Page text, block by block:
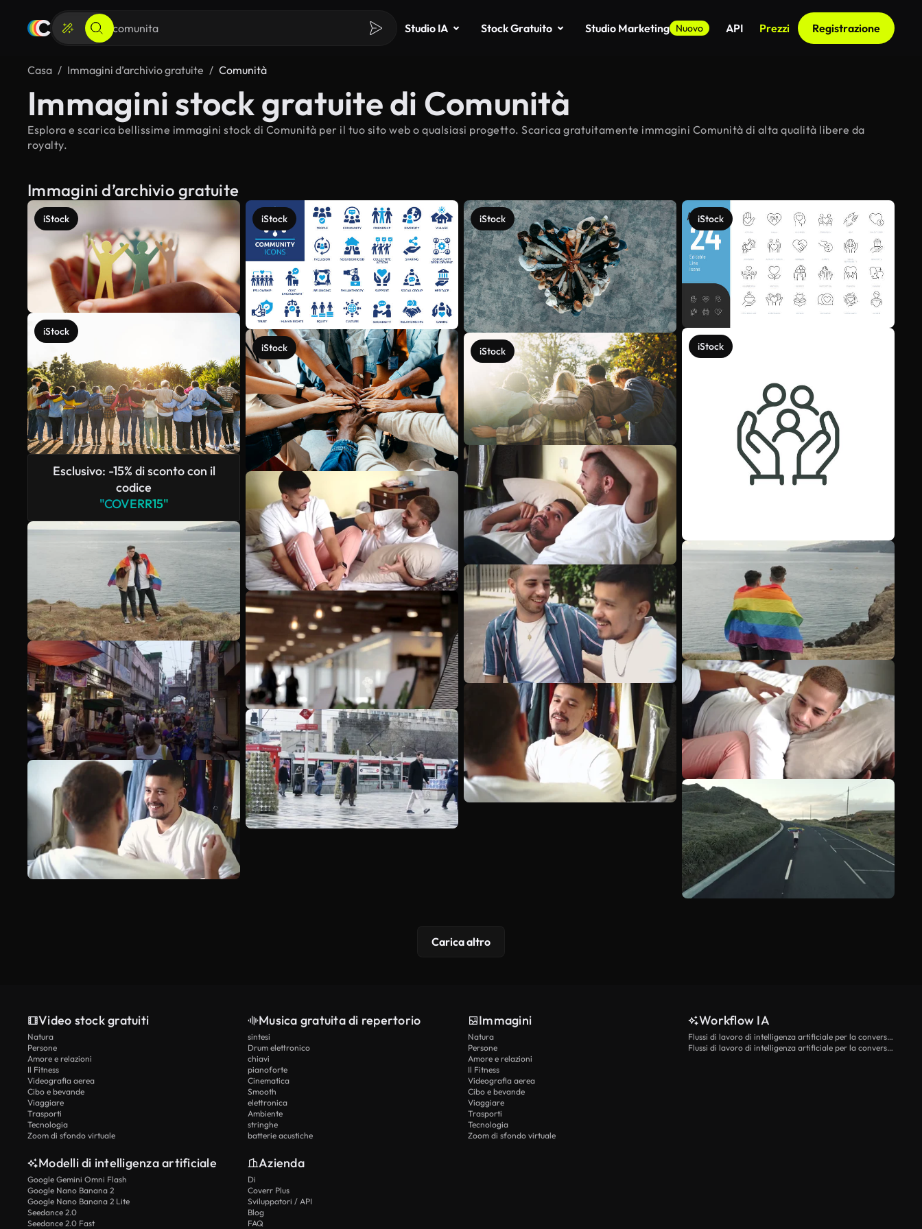
Studio IA Stock Gratuito Studio Marketing Nuovo API Prezzi Registrazione
Casa Immagini d’archivio gratuite Comunità
Immagini stock gratuite di Comunità
Esplora e scarica bellissime immagini stock di Comunità per il tuo sito web o qualsiasi progetto. Scarica gratuitamente immagini Comunità di alta qualità libere da
royalty.
Immagini d’archivio gratuite
iStock
iStock
Esclusivo: -15% di sconto con il
codice
"COVERR15"
iStock
iStock
iStock
iStock
iStock
iStock
Scopri di più
Carica altro
Video stock gratuiti
Natura
Persone
Amore e relazioni
Il Fitness
Videografia aerea
Cibo e bevande
Viaggiare
Trasporti
Tecnologia
Zoom di sfondo virtuale
Musica gratuita di repertorio
sintesi
Drum elettronico
chiavi
pianoforte
Cinematica
Smooth
elettronica
Ambiente
stringhe
batterie acustiche
Immagini
Natura
Persone
Amore e relazioni
Il Fitness
Videografia aerea
Cibo e bevande
Viaggiare
Trasporti
Tecnologia
Zoom di sfondo virtuale
Workflow IA
Flussi di lavoro di intelligenza artificiale per la conversione da testo a video
Flussi di lavoro di intelligenza artificiale per la conversione di immagini in video
Modelli di intelligenza artificiale
Google Gemini Omni Flash
Google Nano Banana 2
Google Nano Banana 2 Lite
Seedance 2.0
Seedance 2.0 Fast
Azienda
Di
Coverr Plus
Sviluppatori / API
Blog
FAQ